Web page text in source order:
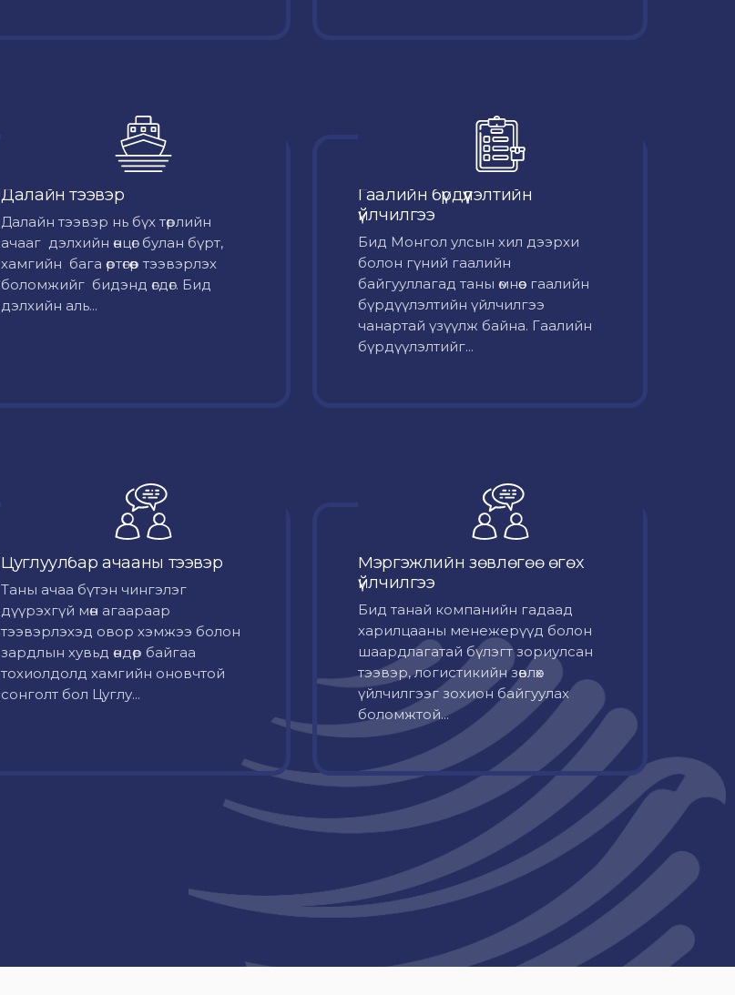
Далайн тээвэр
Далайн тээвэр нь бүх төрлийн
ачааг дэлхийн өнцөг булан бүрт,
хамгийн бага өртөгөөр тээвэрлэх
боломжийг бидэнд өгдөг. Бид
дэлхийн аль...
Гаалийн бүрдүүлэлтийн
үйлчилгээ
Бид Монгол улсын хил дээрхи
болон гүний гаалийн
байгууллагад таны өмнөөс гаалийн
бүрдүүлэлтийн үйлчилгээ
чанартай үзүүлж байна. Гаалийн
бүрдүүлэлтийг...
Цуглуулбар ачааны тээвэр
Таны ачаа бүтэн чингэлэг
дүүрэхгүй мөн агаараар
тээвэрлэхэд овор хэмжээ болон
зардлын хувьд өндөр байгаа
тохиолдолд хамгийн оновчтой
сонголт бол Цуглу...
Мэргэжлийн зөвлөгөө өгөх
үйлчилгээ
Бид танай компанийн гадаад
харилцааны менежерүүд болон
шаардлагатай бүлэгт зориулсан
тээвэр, логистикийн зөвлөх
үйлчилгээг зохион байгуулах
боломжтой...